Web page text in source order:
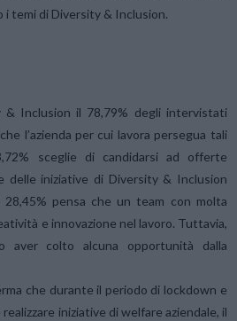
temi di Diversity & Inclusion.
& Inclusion il 78,79% degli intervistati
l’azienda per cui lavora persegua tali
sceglie di candidarsi ad offerte
delle iniziative di Diversity & Inclusion
28,45% pensa che un team con molta
e innovazione nel lavoro. Tuttavia,
aver colto alcuna opportunità dalla
che durante il periodo di lockdown e
iniziative di welfare aziendale, il